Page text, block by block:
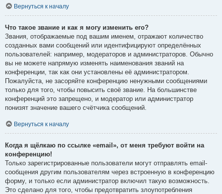
Вернуться к началу
Что такое звание и как я могу изменить его?
Звания, отображаемые под вашим именем, отражают количество
созданных вами сообщений или идентифицируют определённых
пользователей: например, модераторов и администраторов. Обычно
вы не можете напрямую изменять наименования званий на
конференции, так как они установлены её администратором.
Пожалуйста, не засоряйте конференцию ненужными сообщениями
только для того, чтобы повысить своё звание. На большинстве
конференций это запрещено, и модератор или администратор
понизят значение вашего счётчика сообщений.
Вернуться к началу
Когда я щёлкаю по ссылке «email», от меня требуют войти на
конференцию!
Только зарегистрированные пользователи могут отправлять email-
сообщения другим пользователям через встроенную в конференцию
форму, и только если администратор включил такую возможность.
Это сделано для того, чтобы предотвратить злоупотребления